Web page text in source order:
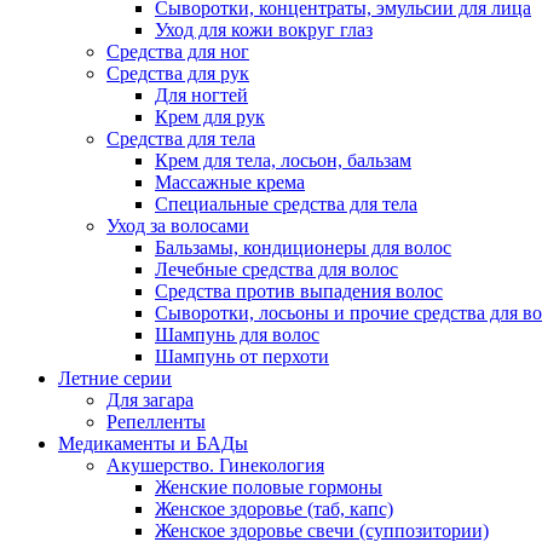
Сыворотки, концентраты, эмульсии для лица
Уход для кожи вокруг глаз
Средства для ног
Средства для рук
Для ногтей
Крем для рук
Средства для тела
Крем для тела, лосьон, бальзам
Массажные крема
Специальные средства для тела
Уход за волосами
Бальзамы, кондиционеры для волос
Лечебные средства для волос
Средства против выпадения волос
Сыворотки, лосьоны и прочие средства для
Шампунь для волос
Шампунь от перхоти
Летние серии
Для загара
Репелленты
Медикаменты и БАДы
Акушерство. Гинекология
Женские половые гормоны
Женское здоровье (таб, капс)
Женское здоровье свечи (суппозитории)